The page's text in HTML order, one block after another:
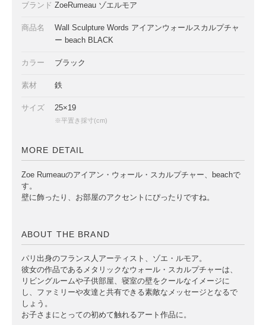
ブランド ZoeRumeau ゾエルモア
商品名
Wall Sculpture Words アイアンウォールスカルプチャ
ー beach BLACK
カラー ブラック
素材 鉄
サイズ 25×19
※平置き採寸(cm)
MORE DETAIL
Zoe Rumeauのアイアン・ウォール・スカルプチャー、beachで
す。
壁に飾ったり、お部屋のアクセントにぴったりですね。
ABOUT THE BRAND
パリ出身のフランス人アーティスト、ゾエ・ルモア。
彼女の作品であるメタリックなウォール・スカルプチャーは、
リビングルームや子供部屋、寝室の壁をクールなイメージに
し、ファミリーや友達と共有できる素敵なメッセージとなるで
しょう。
お子さまにとっての初めて触れるアート作品に。